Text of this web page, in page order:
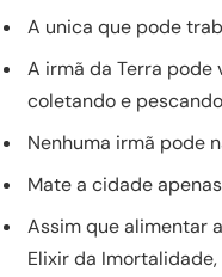
A unica que pode
A irmã da Terra pode
coletando e
Nenhuma irmã pode
Mate a cidade
Assim que alimentar
Elixir da